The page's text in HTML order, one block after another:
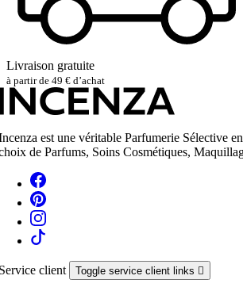
Livraison gratuite
à partir de 49 € d’achat
est une véritable Parfumerie Sélective
de Parfums, Soins Cosmétiques,
client Toggle service client links 